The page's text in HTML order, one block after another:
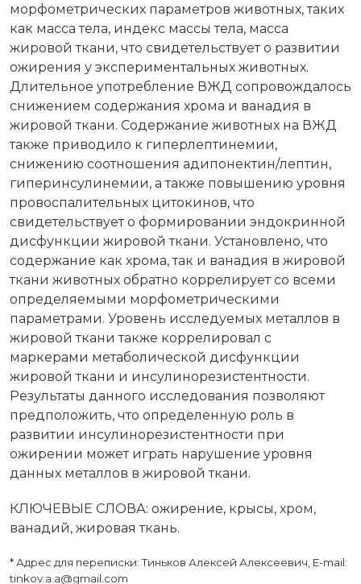
морфометрических параметров животных, таких
как масса тела, индекс массы тела, масса
жировой ткани, что свидетельствует о развитии
ожирения у экспериментальных животных.
Длительное употребление ВЖД сопровождалось
снижением содержания хрома и ванадия в
жировой ткани. Содержание животных на ВЖД
также приводило к гиперлептинемии,
снижению соотношения адипонектин/лептин,
гиперинсулинемии, а также повышению уровня
провоспалительных цитокинов, что
свидетельствует о формировании эндокринной
дисфункции жировой ткани. Установлено, что
содержание как хрома, так и ванадия в жировой
ткани животных обратно коррелирует со всеми
определяемыми морфометрическими
параметрами. Уровень исследуемых металлов в
жировой ткани также коррелировал с
маркерами метаболической дисфункции
жировой ткани и инсулинорезистентности.
Результаты данного исследования позволяют
предположить, что определенную роль в
развитии инсулинорезистентности при
ожирении может играть нарушение уровня
данных металлов в жировой ткани.
КЛЮЧЕВЫЕ СЛОВА: ожирение, крысы, хром,
ванадий, жировая ткань.
* Адрес для переписки: Тиньков Алексей Алексеевич, E-mail:
tinkov.a.a@gmail.com